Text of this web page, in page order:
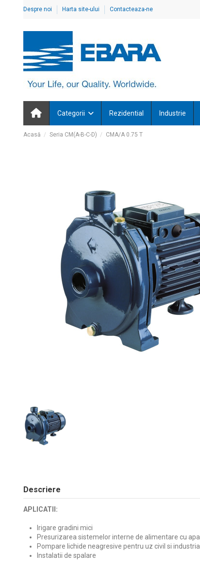
Despre noi Harta site-ului Contacteaza-ne
Categorii Rezidential Industrie
Acasă Seria CM(A-B-C-D) CMA/A 0.75 T
Descriere
APLICATII:
Irigare gradini mici
Presurizarea sistemelor interne de alimentare cu apa
Pompare lichide neagresive pentru uz civil si industrial
Instalatii de spalare